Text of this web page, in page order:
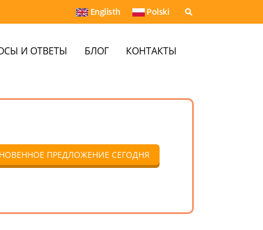
Englisth Polski
И ОТВЕТЫ БЛОГ КОНТАКТЫ
ПРЕДЛОЖЕНИЕ СЕГОДНЯ